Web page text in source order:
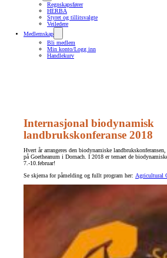
Regnskapsfører
HERBA
Styret og tillitsvalgte
Veiledere
Medlemskap
Bli medlem
Min konto/Logg inn
Handlekurv
Internasjonal biodynamisk
landbrukskonferanse 2018
Hvert år arrangeres den biodynamiske landbrukskonferansen,
på Goetheanum i Dornach. I 2018 er temaet de
7.-10.februar!
Se skjema for påmelding og fullt program her: Agricultural